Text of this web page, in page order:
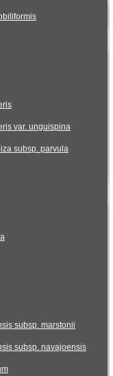
var. unguispina
subsp. parvula
subsp. marstonii
subsp. navajoensis